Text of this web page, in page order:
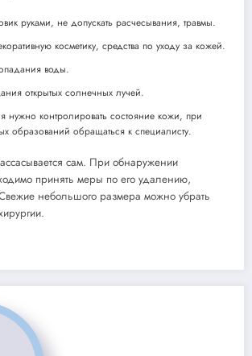
руками, не допускать расчесывания, травмы.
косметику, средства по уходу за кожей.
воды.
открытых солнечных лучей.
нужно контролировать состояние кожи, при
образований обращаться к специалисту.
сам. При обнаружении
принять меры по его удалению,
небольшого размера можно убрать